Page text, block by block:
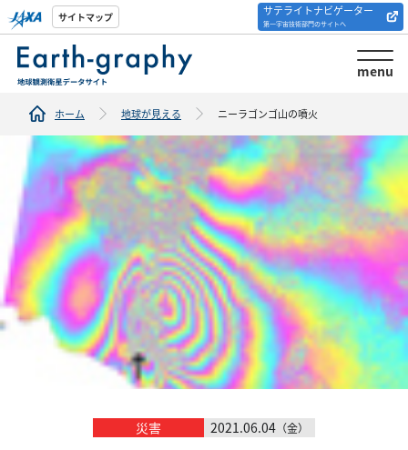
サイトマップ サテライトナビゲーター
第一宇宙技術部門のサイトへ
menu
解析ツール/サイトの
紹介
ホーム 地球が見える ニーラゴンゴ山の噴火
災害 2021.06.04 （金）